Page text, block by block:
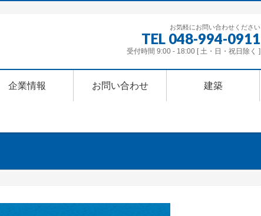
お気軽にお問い合わせください
TEL 048-994-0911
受付時間 9:00 - 18:00 [ 土・日・祝日除く ]
企業情報 お問い合わせ 建築